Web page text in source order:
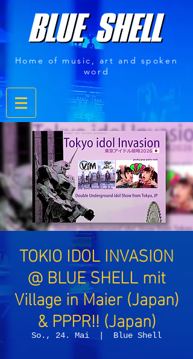
Home of music, art and spoken
word
TOKIO IDOL INVASION
@ BLUE SHELL mit
Village in Maier (Japan)
& PPPR!! (Japan)
So., 24. Mai Blue Shell